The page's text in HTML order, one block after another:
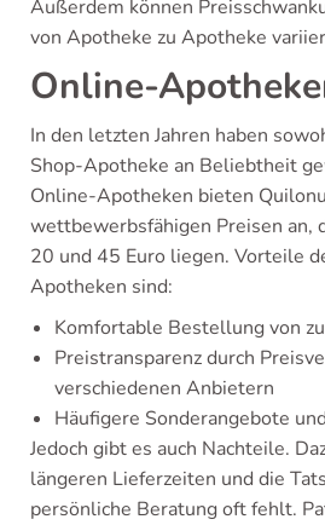
Außerdem können
von Apotheke zu Apotheke
Online-
In den letzten Jahren haben
Shop-Apotheke an Beliebtheit
Online-Apotheken bieten
wettbewerbsfähigen Preisen an,
20 und 45 Euro liegen. Vorteile
Apotheken sind:
Komfortable Bestellung von
Preistransparenz durch
verschiedenen Anbietern
Häufigere Sonderangebote
Jedoch gibt es auch Nachteile.
längeren Lieferzeiten und die
persönliche Beratung oft fehlt.